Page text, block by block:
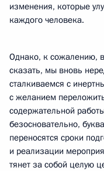
изменения, которые
каждого человека.
Однако, к сожалению,
сказать, мы вновь
сталкиваемся с
с желанием
содержательной
безосновательно,
переносятся сроки
и реализации
тянет за собой целую